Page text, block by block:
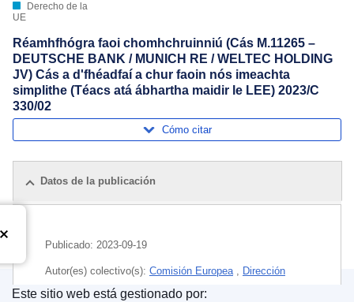
Derecho de la
UE
Réamhfhógra faoi chomhchruinniú (Cás M.11265 –
DEUTSCHE BANK / MUNICH RE / WELTEC HOLDING
JV) Cás a d'fhéadfaí a chur faoin nós imeachta
simplithe (Téacs atá ábhartha maidir le LEE) 2023/C
330/02
Cómo citar
Datos de la publicación
Publicado: 2023-09-19
Autor(es) colectivo(s): Comisión Europea , Dirección
General de Competencia(Comisión Europea
Este sitio web está gestionado por: